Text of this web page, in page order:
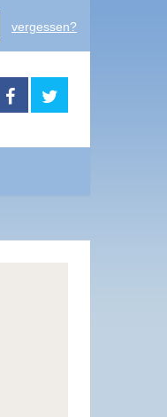
vergessen?